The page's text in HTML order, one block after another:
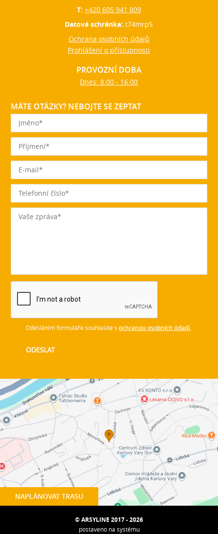
NAPLÁNOVAT TRASU
T: +420 605 941 809
Datová schránka:t74mrp5
Ochrana osobních údajů
Prohlášení o přístupnosti
PROVOZNÍ DOBA
Dnes: 8:00 - 16:00
MÁTE OTÁZKY? NEBOJTE SE ZEPTAT
Odesláním formuláře souhlasíte sochranou osobních údajů
© ARSYLINE 2017 - 2026
postaveno na systému